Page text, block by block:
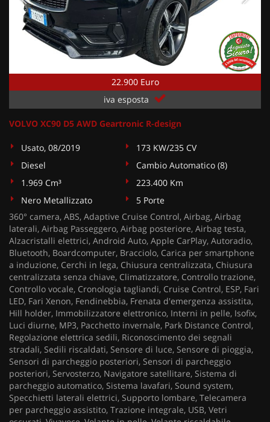
22.900 Euro
iva esposta
VOLVO XC90 D5 AWD Geartronic R-design
Usato, 08/2019
173 KW/235 CV
Diesel
Cambio Automatico (8)
1.969 Cm³
223.400 Km
Nero Metallizzato
5 Porte
360° camera, ABS, Adaptive Cruise Control, Airbag, Airbag
laterali, Airbag Passeggero, Airbag posteriore, Airbag testa,
Alzacristalli elettrici, Android Auto, Apple CarPlay, Autoradio,
Bluetooth, Boardcomputer, Bracciolo, Carica per smartphone
a induzione, Cerchi in lega, Chiusura centralizzata, Chiusura
centralizzata senza chiave, Climatizzatore, Controllo trazione,
Controllo vocale, Cronologia tagliandi, Cruise Control, ESP, Fari
LED, Fari Xenon, Fendinebbia, Frenata d'emergenza assistita,
Hill holder, Immobilizzatore elettronico, Interni in pelle, Isofix,
Luci diurne, MP3, Pacchetto invernale, Park Distance Control,
Regolazione elettrica sedili, Riconoscimento dei segnali
stradali, Sedili riscaldati, Sensore di luce, Sensore di pioggia,
Sensori di parcheggio posteriori, Sensori di parcheggio
posteriori, Servosterzo, Navigatore satellitare, Sistema di
parcheggio automatico, Sistema lavafari, Sound system,
Specchietti laterali elettrici, Supporto lombare, Telecamera
per parcheggio assistito, Trazione integrale, USB, Vetri